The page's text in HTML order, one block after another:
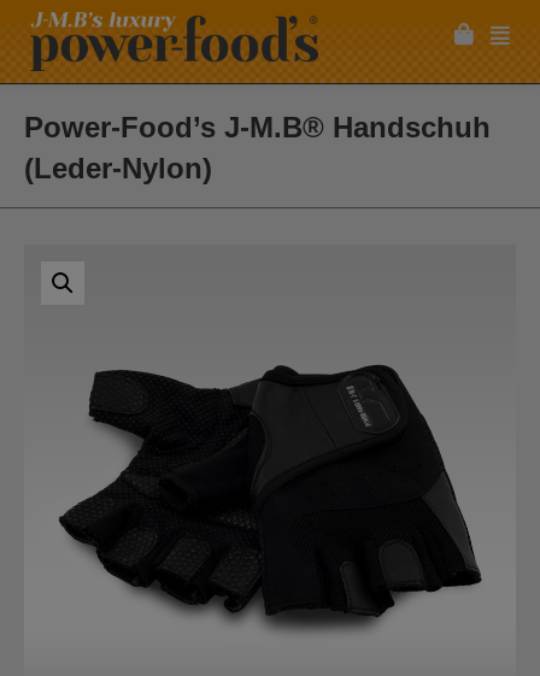
Power-Food’s J-M.B® Handschuh
(Leder-Nylon)